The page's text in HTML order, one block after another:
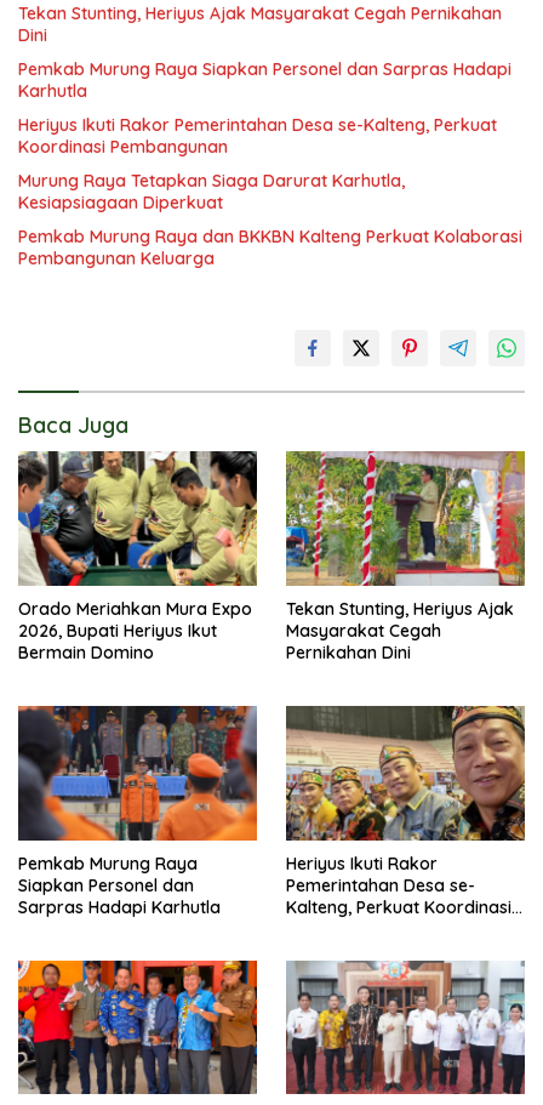
Tekan Stunting, Heriyus Ajak Masyarakat Cegah Pernikahan
Dini
Pemkab Murung Raya Siapkan Personel dan Sarpras Hadapi
Karhutla
Heriyus Ikuti Rakor Pemerintahan Desa se-Kalteng, Perkuat
Koordinasi Pembangunan
Murung Raya Tetapkan Siaga Darurat Karhutla,
Kesiapsiagaan Diperkuat
Pemkab Murung Raya dan BKKBN Kalteng Perkuat Kolaborasi
Pembangunan Keluarga
Baca Juga
Orado Meriahkan Mura Expo
2026, Bupati Heriyus Ikut
Bermain Domino
Tekan Stunting, Heriyus Ajak
Masyarakat Cegah
Pernikahan Dini
Pemkab Murung Raya
Siapkan Personel dan
Sarpras Hadapi Karhutla
Heriyus Ikuti Rakor
Pemerintahan Desa se-
Kalteng, Perkuat Koordinasi